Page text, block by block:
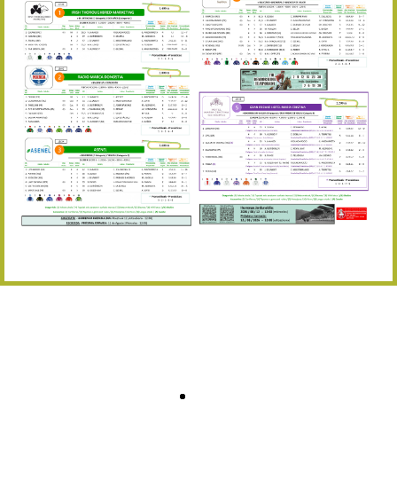
19/07 11:30 Uztailaren 19a / 19 de
25/07 11:30 Uztailaren 25a / 25 de
02/08 17:30 Abuztuaren 2a / 2 de
09/08 17:30 Abuztuaren 9a / 9 de
12/08 12:08 Abuztaren 12a / 12 de
15/08 17:05 Abuztuaren 15a / 15 de
30/08 17:30 Abuztuaren 30a / 30 de